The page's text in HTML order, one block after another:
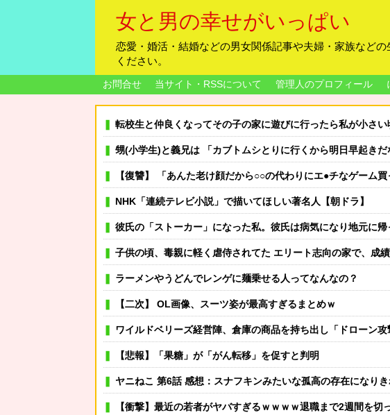
女と男の幸せがいっぱい
恋愛・婚活・結婚などの男女関係記事や夫婦・家族など
ください。
お問合せ 当サイト・RSSについて 管理人のプロフィール
転校生と仲良くなってその子の家に遊びに行ったら私が小さい頃に撮っ
甥(小学生)と義兄は 「カブトムシとりに行くから明日早起きだな！」 と二人で
【復讐】 「あんた老け顔だから○○の代わりにエ●チなゲーム買ってきてあげてよ」と言われて弟の代わりにア○
NHK「連続テレビ小説」で描いてほしい著名人【朝ドラ】
彼氏の「ストーカー」になった私。彼氏は病気になり地元に帰ったと聞いていたが彼は
子供の頃、毒親に軽く虐侍されてた エリート志向の家で、成績がクラス一番じゃないと、髪掴んで家中引きずり回され、 怒鳴ったり毆ったりされた そし
ラーメンやうどんでレンゲに麺乗せる人ってなんなの？
【二次】 OL画像、スーツ姿が最高すぎるまとめｗ
ワイルドベリーズ経営陣、倉庫の商品を持ち出し「ドローン攻撃で焼失した」として処理…
【悲報】「果糖」が「がん転移」を促すと判明
ヤニねこ 第6話 感想：スナフキンみたいな孤高の存在になりきれない
【衝撃】最近の若者がヤバすぎるｗｗｗｗ退職まで2週間を切った後輩くん、やりたい放